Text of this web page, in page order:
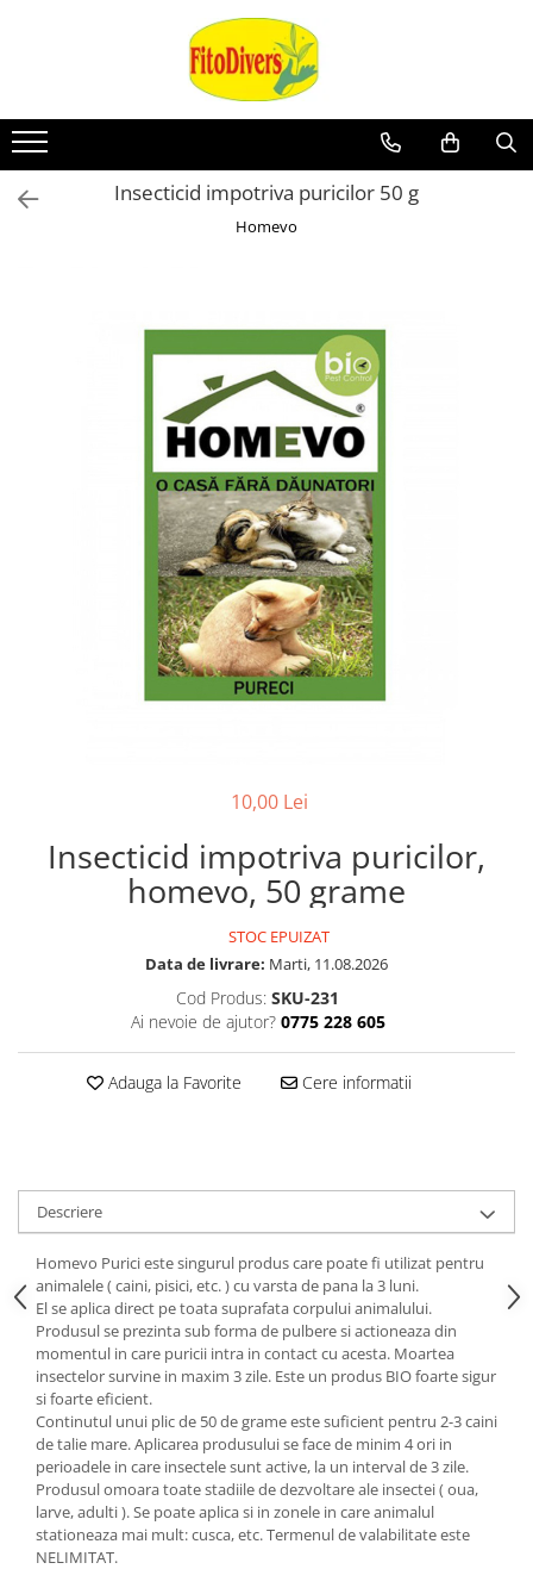
Insecticid impotriva puricilor 50 g
Homevo
10,00 Lei
Insecticid impotriva puricilor,
homevo, 50 grame
STOC EPUIZAT
Data de livrare: Marti, 11.08.2026
Cod Produs: SKU-231
Ai nevoie de ajutor? 0775 228 605
Adauga la Favorite Cere informatii
Descriere
Homevo Purici este singurul produs care poate fi utilizat pentru
animalele ( caini, pisici, etc. ) cu varsta de pana la 3 luni.
El se aplica direct pe toata suprafata corpului animalului.
Produsul se prezinta sub forma de pulbere si actioneaza din
momentul in care puricii intra in contact cu acesta. Moartea
insectelor survine in maxim 3 zile. Este un produs BIO foarte sigur
si foarte eficient.
Continutul unui plic de 50 de grame este suficient pentru 2-3 caini
de talie mare. Aplicarea produsului se face de minim 4 ori in
perioadele in care insectele sunt active, la un interval de 3 zile.
Produsul omoara toate stadiile de dezvoltare ale insectei ( oua,
larve, adulti ). Se poate aplica si in zonele in care animalul
stationeaza mai mult: cusca, etc. Termenul de valabilitate este
NELIMITAT.